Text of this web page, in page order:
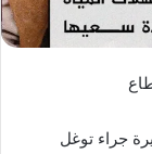
جراء توغل